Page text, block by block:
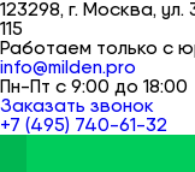
123298, г. Москва,
115
Работаем только с
info@milden.pro
Пн-Пт с 9:00 до 18:00
Заказать звонок
+7 (495) 740-61-32